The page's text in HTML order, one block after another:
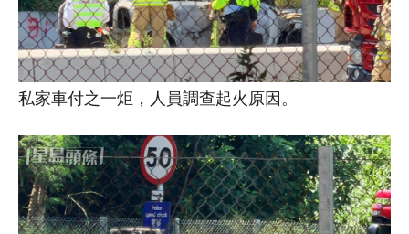
私家車付之一炬，人員調查起火原因。